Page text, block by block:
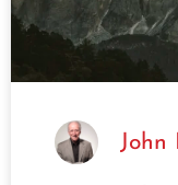
John